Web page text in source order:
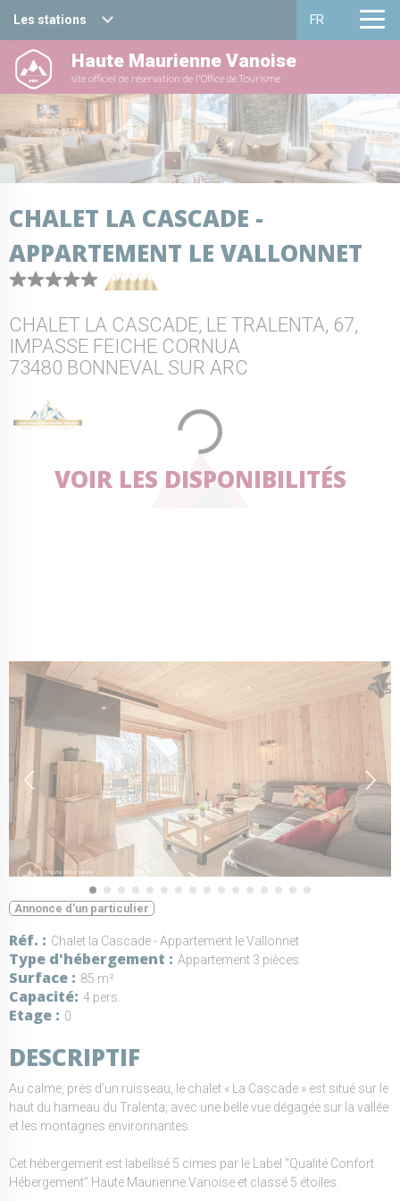
Les stations
Haute Maurienne Vanoise
Valfréjus
La Norma
Aussois
Val Cenis
Bessans
FR
Français
English
Haute Maurienne Vanoise
site officiel de réservation de l'Office de Tourisme
Annonce d'un particulier
Réf. Chalet la Cascade - Appartement le Vallonnet
Type d'hébergement Appartement 3 pièces
Surface 85 m²
Capacité 4 pers.
Etage 0
DESCRIPTIF
Au calme, près d’un ruisseau, le chalet « La Cascade » est situé sur le
haut du hameau du Tralenta, avec une belle vue dégagée sur la vallée
et les montagnes environnantes.
Cet hébergement est labellisé 5 cimes par le Label "Qualité Confort
Hébergement" Haute Maurienne Vanoise et classé 5 étoiles.
CHALET LA CASCADE -
APPARTEMENT LE VALLONNET
CHALET LA CASCADE, LE TRALENTA, 67,
IMPASSE FEICHE CORNUA
73480 BONNEVAL SUR ARC
VOIR LES DISPONIBILITÉS